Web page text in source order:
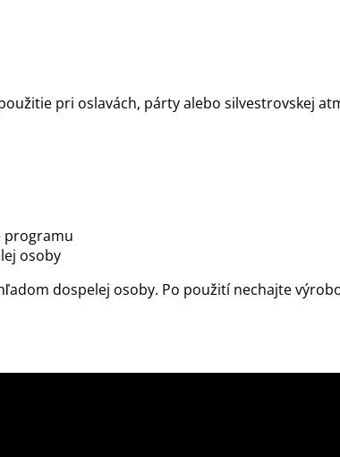
pri oslavách, párty alebo silvestrovskej
programu
osoby
dospelej osoby. Po použití nechajte